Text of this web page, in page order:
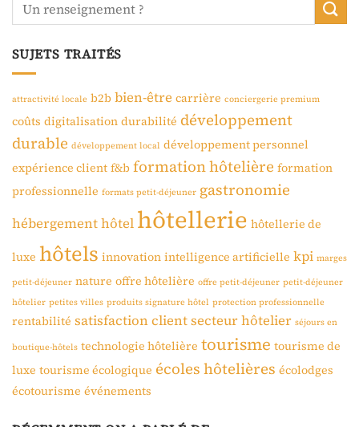
SUJETS TRAITÉS
attractivité locale b2b bien-être carrière conciergerie premium
coûts digitalisation durabilité développement
durable développement local développement personnel
expérience client f&b formation hôtelière formation
professionnelle formats petit-déjeuner gastronomie
hébergementhôtel hôtellerie hôtellerie de
luxe hôtels innovation intelligence artificielle kpi marges
petit-déjeuner nature offre hôtelière offre petit-déjeuner petit-déjeuner
hôtelier petites villes produits signature hôtel protection professionnelle
rentabilité satisfaction clientsecteur hôtelier séjours en
boutique-hôtels technologie hôtelière tourisme tourisme de
luxe tourisme écologique écoles hôtelières écolodges
écotourisme événements